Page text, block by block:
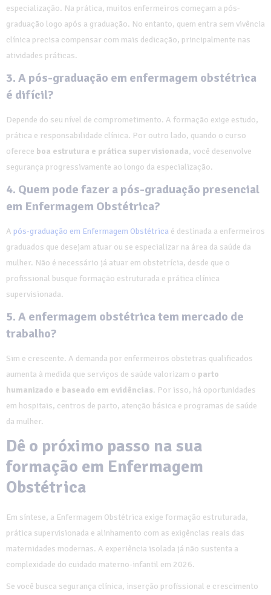
especialização. Na prática, muitos enfermeiros começam a pós-
graduação logo após a graduação. No entanto, quem entra sem vivência
clínica precisa compensar com mais dedicação, principalmente nas
atividades práticas.
3. A pós-graduação em enfermagem obstétrica
é difícil?
Depende do seu nível de comprometimento. A formação exige estudo,
prática e responsabilidade clínica. Por outro lado, quando o curso
oferece boa estrutura e prática supervisionada, você desenvolve
segurança progressivamente ao longo da especialização.
4. Quem pode fazer a pós-graduação presencial
em Enfermagem Obstétrica?
A pós-graduação em Enfermagem Obstétrica é destinada a enfermeiros
graduados que desejam atuar ou se especializar na área da saúde da
mulher. Não é necessário já atuar em obstetrícia, desde que o
profissional busque formação estruturada e prática clínica
supervisionada.
5. A enfermagem obstétrica tem mercado de
trabalho?
Sim e crescente. A demanda por enfermeiros obstetras qualificados
aumenta à medida que serviços de saúde valorizam o parto
humanizado e baseado em evidências. Por isso, há oportunidades
em hospitais, centros de parto, atenção básica e programas de saúde
da mulher.
Dê o próximo passo na sua
formação em Enfermagem
Obstétrica
Em síntese, a Enfermagem Obstétrica exige formação estruturada,
prática supervisionada e alinhamento com as exigências reais das
maternidades modernas. A experiência isolada já não sustenta a
complexidade do cuidado materno-infantil em 2026.
Se você busca segurança clínica, inserção profissional e crescimento